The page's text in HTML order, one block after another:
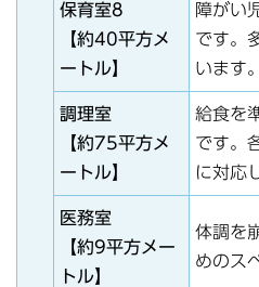
保育室8
【約40平方メ
ートル】
障がい
です。
います。
調理室
【約75平方メ
ートル】
給食を
です。
に対応
医務室
【約9平方メー
トル】
体調を
めのス